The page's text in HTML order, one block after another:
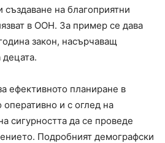
на благоприятни
в ООН. За пример се дава
закон, насърчаващ
ефективното планиране в
и с оглед на
сигурността да се проведе
Подробният демографски